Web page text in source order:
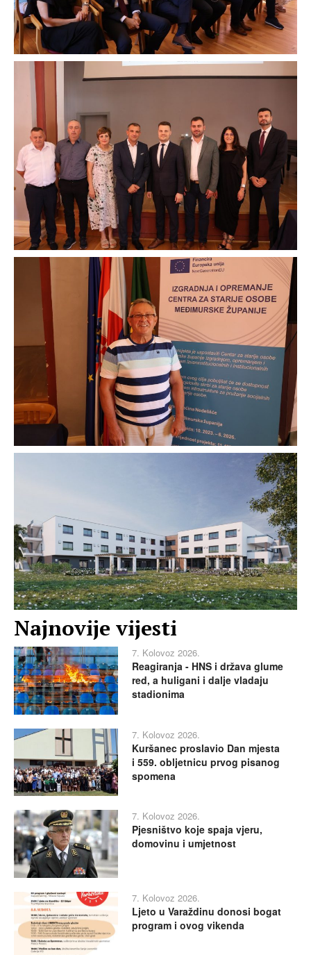
Najnovije vijesti
7. Kolovoz 2026.
Reagiranja - HNS i država glume
red, a huligani i dalje vladaju
stadionima
7. Kolovoz 2026.
Kuršanec proslavio Dan mjesta
i 559. obljetnicu prvog pisanog
spomena
7. Kolovoz 2026.
Pjesništvo koje spaja vjeru,
domovinu i umjetnost
7. Kolovoz 2026.
Ljeto u Varaždinu donosi bogat
program i ovog vikenda